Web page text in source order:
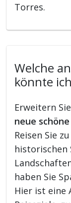
Torres.
Welche
könnte
Erweitern
neue
Reisen Sie
historischen
haben Sie
Hier ist eine